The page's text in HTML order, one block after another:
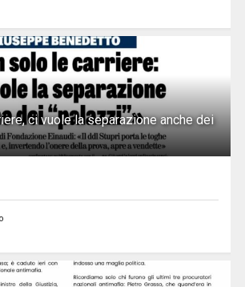
ci vuole la separazione anche dei